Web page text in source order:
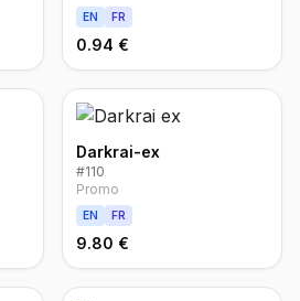
EN FR
0.94 €
Darkrai-ex
#110
Promo
EN FR
9.80 €